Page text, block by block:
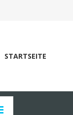
STARTSEITE